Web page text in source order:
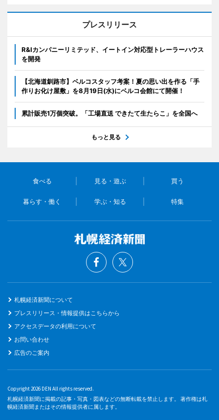
プレスリリース
R&Iカンパニーリミテッド、イートイン対応型トレーラーハウス
を開発
【北海道釧路市】ベルコスタッフ考案！夏の思い出を作る「手
作りお化け屋敷」を8月19日(水)にベルコ会館にて開催！
累計販売1万個突破。「工場直送 できたて生たらこ」を全国へ
もっと見る
食べる 見る・遊ぶ 買う
暮らす・働く 学ぶ・知る 特集
札幌経済新聞について
プレスリリース・情報提供はこちらから
アクセスデータの利用について
お問い合わせ
広告のご案内
Copyright 2026 DEN All rights reserved.
札幌経済新聞に掲載の記事・写真・図表などの無断転載を禁止します。 著作権は札
幌経済新聞またはその情報提供者に属します。